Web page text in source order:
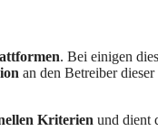
. Bei einigen
an den Betreiber
Kriterien und dient